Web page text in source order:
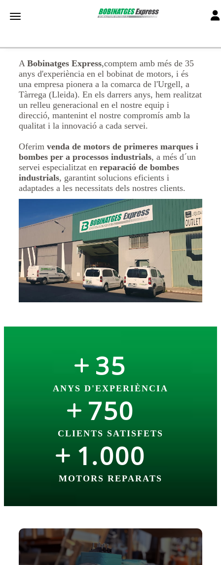
Toggle navigation
A Bobinatges Express,comptem amb més de 35
anys d'experiència en el bobinat de motors, i és
una empresa pionera a la comarca de l'Urgell, a
Tàrrega (Lleida). En els darrers anys, hem realitzat
un relleu generacional en el nostre equip i
direcció, mantenint el nostre compromís amb la
qualitat i la innovació a cada servei.
Oferim venda de motors de primeres marques i
bombes per a processos industrials, a més d´un
servei especialitzat en reparació de bombes
industrials, garantint solucions eficients i
adaptades a les necessitats dels nostres clients.
35
ANYS D'EXPERIÈNCIA
750
CLIENTS SATISFETS
1 .000
MOTORS REPARATS